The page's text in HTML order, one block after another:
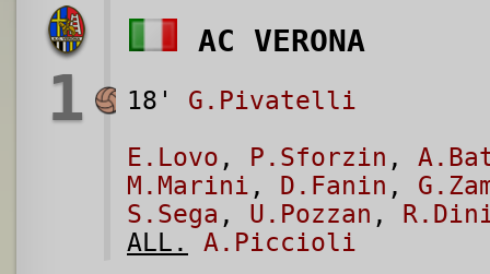
1
AC VERONA
18' G.Pivatelli
E.Lovo , P.Sforzin ,
M.Marini , D.Fanin ,
S.Sega , U.Pozzan ,
ALL.
A.Piccioli